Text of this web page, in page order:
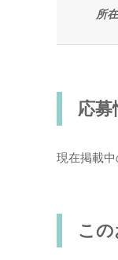
所
応募
現在掲載中
こ